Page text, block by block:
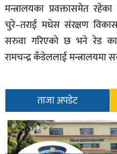
मन्त्रालयका प्रवक्तासमेत रहेका
चुरे–तराई मधेस संरक्षण
सरुवा गरिएको छ भने रेड
रामचन्द्र कँडेललाई मन्त्रालयमा
ताजा अपडेट